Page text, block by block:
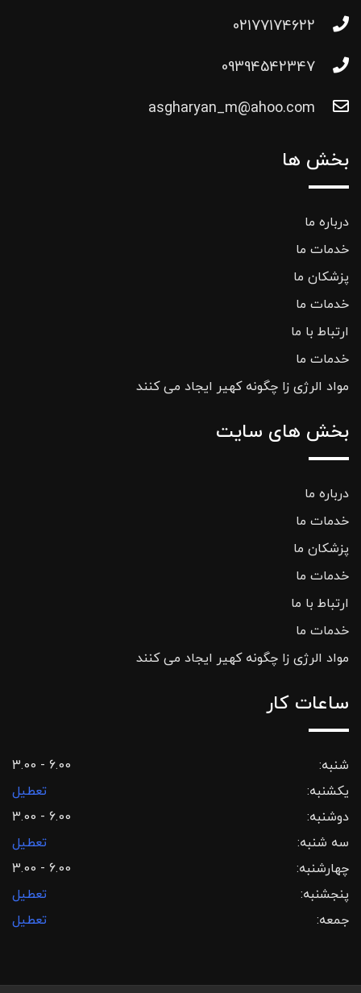
02177174622
09394542347
asgharyan_m@ahoo.com
بخش ها
درباره ما
خدمات ما
پزشکان ما
خدمات ما
ارتباط با ما
خدمات ما
مواد الرژی زا چگونه کهیر ایجاد می کنند
بخش های سایت
درباره ما
خدمات ما
پزشکان ما
خدمات ما
ارتباط با ما
خدمات ما
مواد الرژی زا چگونه کهیر ایجاد می کنند
ساعات کار
شنبه:
3.00 - 6.00
یکشنبه:
تعطیل
دوشنبه:
3.00 - 6.00
سه شنبه:
تعطیل
چهارشنبه:
3.00 - 6.00
پنجشنبه:
تعطیل
جمعه:
تعطیل